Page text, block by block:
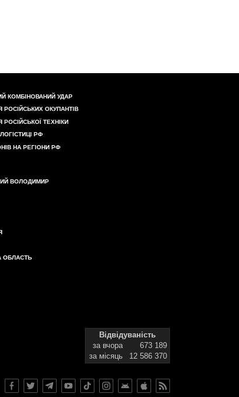
КОМБІНОВАНИЙ УДАР
РОСІЙСЬКИХ ОКУПАНТІВ
ТЕХНІКИ
РФ
НА РЕГІОНИ РФ
ВОЛОДИМИР
ОБЛАСТЬ
Відвідуваність
за вчора
673 189
за місяць
12 586 370